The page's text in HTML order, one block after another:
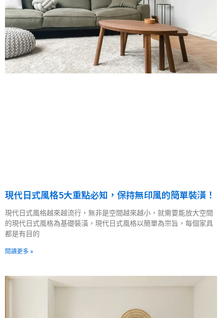
現代日式風格5大重點必知，保持無印風的簡單裝潢！
現代日式風格越來越流行，無非是空間越來越小，就需要能放大空間
的現代日式風格為基礎裝潢，現代日式風格以簡單為宗旨，每個家具
都是有目的
閱讀更多 »